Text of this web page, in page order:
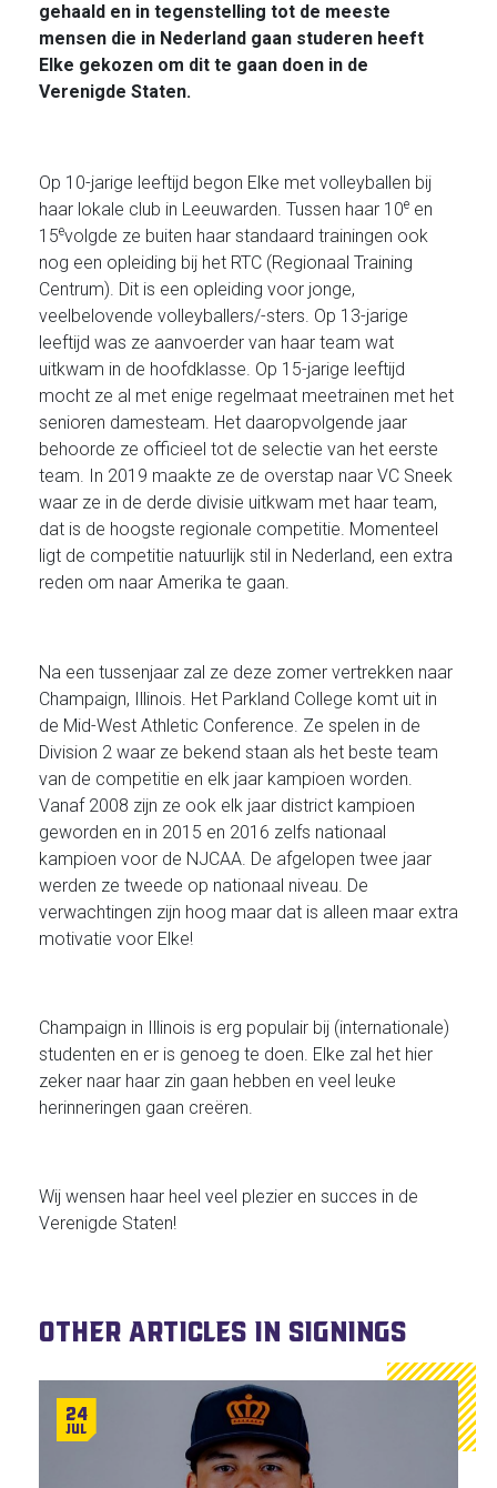
gehaald en in tegenstelling tot de meeste
mensen die in Nederland gaan studeren heeft
Elke gekozen om dit te gaan doen in de
Verenigde Staten.
Op 10-jarige leeftijd begon Elke met volleyballen bij
haar lokale club in Leeuwarden. Tussen haar 10een
15evolgde ze buiten haar standaard trainingen ook
nog een opleiding bij het RTC (Regionaal Training
Centrum). Dit is een opleiding voor jonge,
veelbelovende volleyballers/-sters. Op 13-jarige
leeftijd was ze aanvoerder van haar team wat
uitkwam in de hoofdklasse. Op 15-jarige leeftijd
mocht ze al met enige regelmaat meetrainen met het
senioren damesteam. Het daaropvolgende jaar
behoorde ze officieel tot de selectie van het eerste
team. In 2019 maakte ze de overstap naar VC Sneek
waar ze in de derde divisie uitkwam met haar team,
dat is de hoogste regionale competitie. Momenteel
ligt de competitie natuurlijk stil in Nederland, een extra
reden om naar Amerika te gaan.
Na een tussenjaar zal ze deze zomer vertrekken naar
Champaign, Illinois. Het Parkland College komt uit in
de Mid-West Athletic Conference. Ze spelen in de
Division 2 waar ze bekend staan als het beste team
van de competitie en elk jaar kampioen worden.
Vanaf 2008 zijn ze ook elk jaar district kampioen
geworden en in 2015 en 2016 zelfs nationaal
kampioen voor de NJCAA. De afgelopen twee jaar
werden ze tweede op nationaal niveau. De
verwachtingen zijn hoog maar dat is alleen maar extra
motivatie voor Elke!
Champaign in Illinois is erg populair bij (internationale)
studenten en er is genoeg te doen. Elke zal het hier
zeker naar haar zin gaan hebben en veel leuke
herinneringen gaan creëren.
Wij wensen haar heel veel plezier en succes in de
Verenigde Staten!
Other articles in Signings
24
Jul